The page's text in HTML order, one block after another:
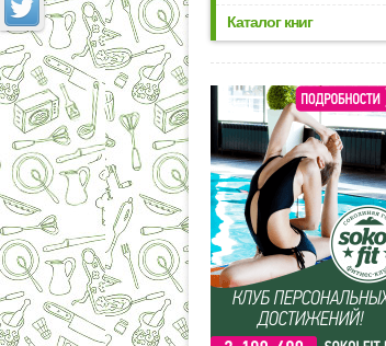
Каталог книг